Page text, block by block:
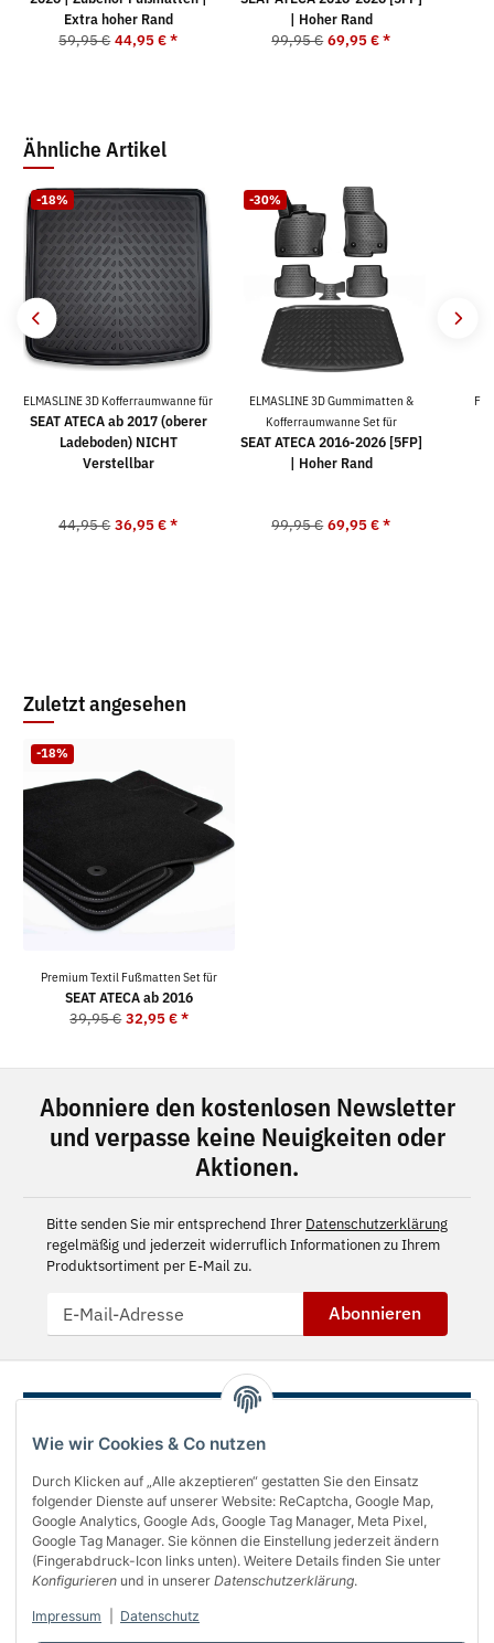
Wie wir Cookies & Co nutzen
Durch Klicken auf „Alle akzeptieren“ gestatten Sie den Einsatz
folgender Dienste auf unserer Website: ReCaptcha, Google Map,
Google Analytics, Google Ads, Google Tag Manager, Meta Pixel,
Google Tag Manager. Sie können die Einstellung jederzeit ändern
(Fingerabdruck-Icon links unten). Weitere Details finden Sie unter
Konfigurieren und in unserer Datenschutzerklärung.
Impressum Datenschutz
Extra hoher Rand
59,95 € 44,95 €*
| Hoher Rand
99,95 € 69,95 €*
Ähnliche Artikel
-18%
ELMASLINE 3D Kofferraumwanne für
SEAT ATECA ab 2017 (oberer
Ladeboden) NICHT
Verstellbar
44,95 € 36,95 €*
-30%
ELMASLINE 3D Gummimatten &
Kofferraumwanne Set für
SEAT ATECA 2016-2026 [5FP]
| Hoher Rand
99,95 € 69,95 €*
Zuletzt angesehen
-18%
Premium Textil Fußmatten Set für
SEAT ATECA ab 2016
39,95 € 32,95 €*
Abonniere den kostenlosen Newsletter
und verpasse keine Neuigkeiten oder
Aktionen.
Bitte senden Sie mir entsprechend Ihrer Datenschutzerklärung
regelmäßig und jederzeit widerruflich Informationen zu Ihrem
Produktsortiment per E-Mail zu.
Abonnieren
Über uns
Informationen